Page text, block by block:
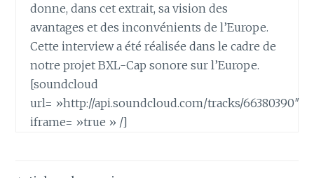
donne, dans cet extrait, sa vision des
avantages et des inconvénients de l’Europe.
Cette interview a été réalisée dans le cadre de
notre projet BXL-Cap sonore sur l’Europe.
[soundcloud
url= »http://api.soundcloud.com/tracks/66380390″
iframe= »true » /]